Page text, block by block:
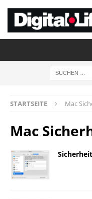
STARTSEITE Mac
Mac